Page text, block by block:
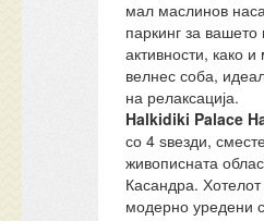
мал маслинов
паркинг за
активности, како
велнес соба,
на релаксација.
Halkidiki Palace
со 4 ѕвезди,
живописната
Касандра.
модерно уредени